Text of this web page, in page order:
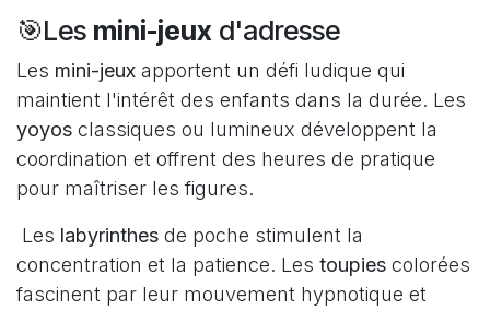
🎯Les mini-jeux d'adresse
Les mini-jeux apportent un défi ludique qui
maintient l'intérêt des enfants dans la durée. Les
yoyos classiques ou lumineux développent la
coordination et offrent des heures de pratique
pour maîtriser les figures.
Les labyrinthes de poche stimulent la
concentration et la patience. Les toupies colorées
fascinent par leur mouvement hypnotique et